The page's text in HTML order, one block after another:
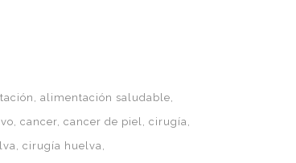
alimentación saludable
cancer cancer de piel
cirugía
cirugía huelva